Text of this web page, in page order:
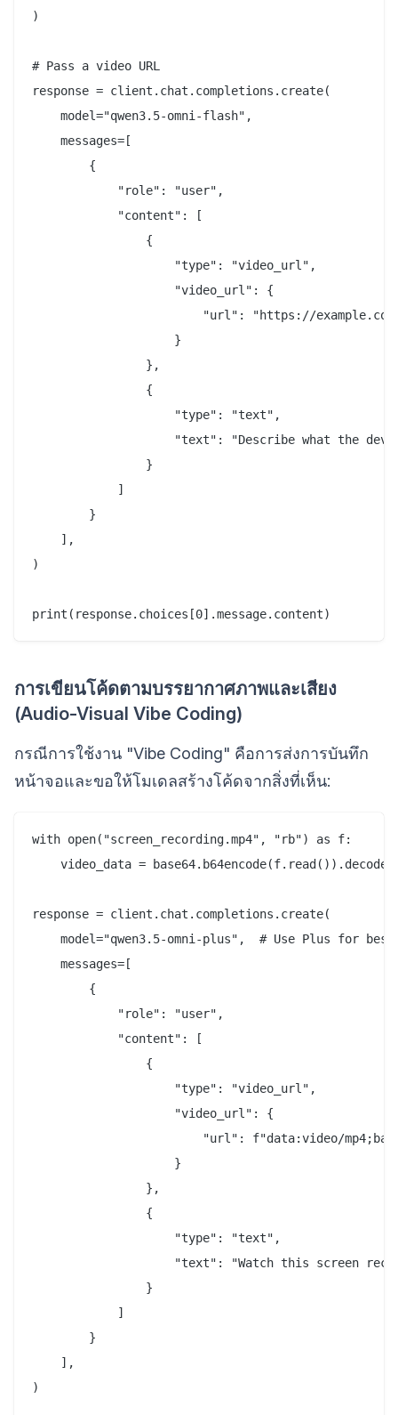
)
# Pass a video URL
response = client.chat.completions.create(
    model="qwen3.5-omni-flash",
    messages=[
        {
            "role": "user",
            "content": [
                {
                    "type": "video_url",
                    "video_url": {
"url": "https://
                    }
                },
                {
                    "type": "text",
"text": "Describe what the
                }
            ]
        }
    ],
)
การเขียนโค้ดตามบรรยากาศภาพและเสียง
(Audio-Visual Vibe Coding)
กรณีการใช้งาน "Vibe Coding" คือการส่งการบันทึก
หน้าจอและขอให้โมเดลสร้างโค้ดจากสิ่งที่เห็น:
with open("screen_recording.mp4", "rb") as f:
video_data =
response = client.chat.completions.create(
model="qwen3.5-omni-plus",  # Use Plus for
    messages=[
        {
            "role": "user",
            "content": [
                {
                    "type": "video_url",
                    "video_url": {
"url": f"data:video/
                    }
                },
                {
                    "type": "text",
"text": "Watch this screen
                }
            ]
        }
    ],
)